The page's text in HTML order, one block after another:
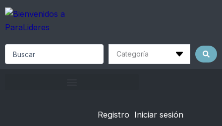
Skip
content
Registro Iniciar sesión